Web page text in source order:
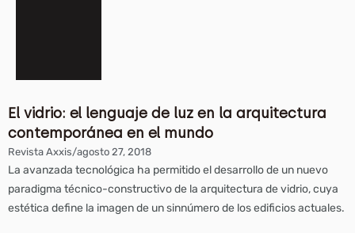
El vidrio: el lenguaje de luz en la arquitectura
contemporánea en el mundo
Revista Axxis/agosto 27, 2018
La avanzada tecnológica ha permitido el desarrollo de un nuevo
paradigma técnico-constructivo de la arquitectura de vidrio, cuya
estética define la imagen de un sinnúmero de los edificios actuales.